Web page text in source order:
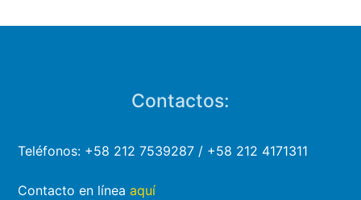
Contactos:
Teléfonos: +58 212 7539287 / +58 212 4171311
Contacto en líneaaquí